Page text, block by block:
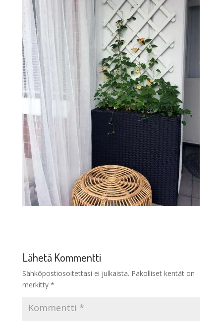
Lähetä Kommentti
Sähköpostiosoitettasi ei julkaista. Pakolliset kentät on
merkitty *